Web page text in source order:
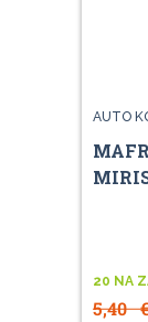
AUTO
20 NA
5,40€